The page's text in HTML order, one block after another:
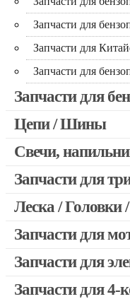
Запчасти для
Запчасти для
Запчасти для
Запчасти для
Цепи / Шины
Свечи,
Запчасти для
Запчасти для
Запчасти для
Леска / Головки
Запчасти для
Запчасти для
Двигатели,
Запчасти для 4-